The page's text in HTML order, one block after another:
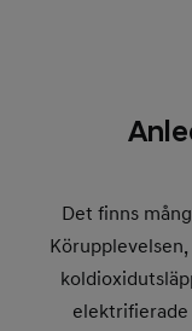
Det finns
elektrifierade